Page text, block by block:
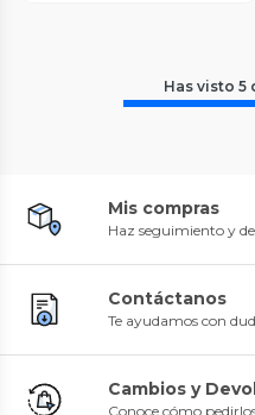
Has visto 5
Mis compras
Haz seguimiento y
Contáctanos
Te ayudamos con
Cambios y
Conoce cómo